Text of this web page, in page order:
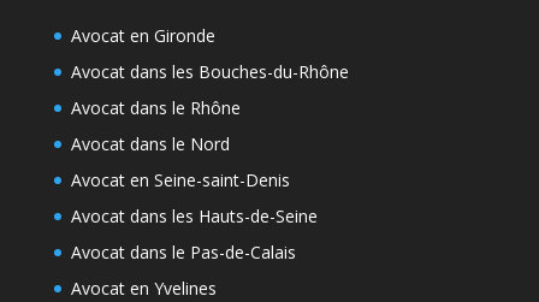
Avocat en Gironde
Avocat dans les Bouches-du-Rhône
Avocat dans le Rhône
Avocat dans le Nord
Avocat en Seine-saint-Denis
Avocat dans les Hauts-de-Seine
Avocat dans le Pas-de-Calais
Avocat en Yvelines